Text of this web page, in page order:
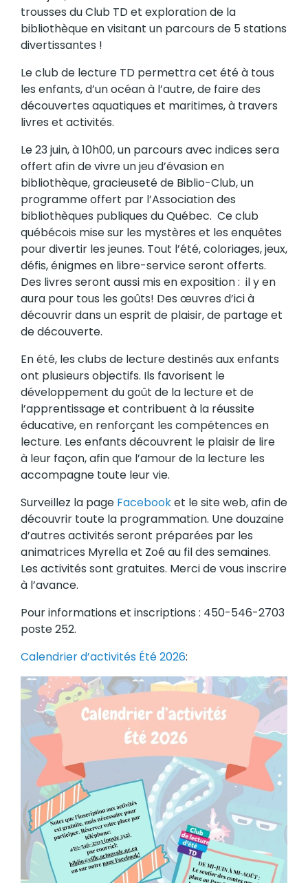
trousses du Club TD et exploration de la
bibliothèque en visitant un parcours de 5 stations
divertissantes !
Le club de lecture TD permettra cet été à tous
les enfants, d’un océan à l’autre, de faire des
découvertes aquatiques et maritimes, à travers
livres et activités.
Le 23 juin, à 10h00, un parcours avec indices sera
offert afin de vivre un jeu d’évasion en
bibliothèque, gracieuseté de Biblio-Club, un
programme offert par l’Association des
bibliothèques publiques du Québec. Ce club
québécois mise sur les mystères et les enquêtes
pour divertir les jeunes. Tout l’été, coloriages, jeux,
défis, énigmes en libre-service seront offerts.
Des livres seront aussi mis en exposition : il y en
aura pour tous les goûts! Des œuvres d’ici à
découvrir dans un esprit de plaisir, de partage et
de découverte.
En été, les clubs de lecture destinés aux enfants
ont plusieurs objectifs. Ils favorisent le
développement du goût de la lecture et de
l’apprentissage et contribuent à la réussite
éducative, en renforçant les compétences en
lecture. Les enfants découvrent le plaisir de lire
à leur façon, afin que l’amour de la lecture les
accompagne toute leur vie.
Surveillez la page Facebooket le site web, afin de
découvrir toute la programmation. Une douzaine
d’autres activités seront préparées par les
animatrices Myrella et Zoé au fil des semaines.
Les activités sont gratuites. Merci de vous inscrire
à l’avance.
Pour informations et inscriptions : 450-546-2703
poste 252.
Calendrier d’activités Été 2026: